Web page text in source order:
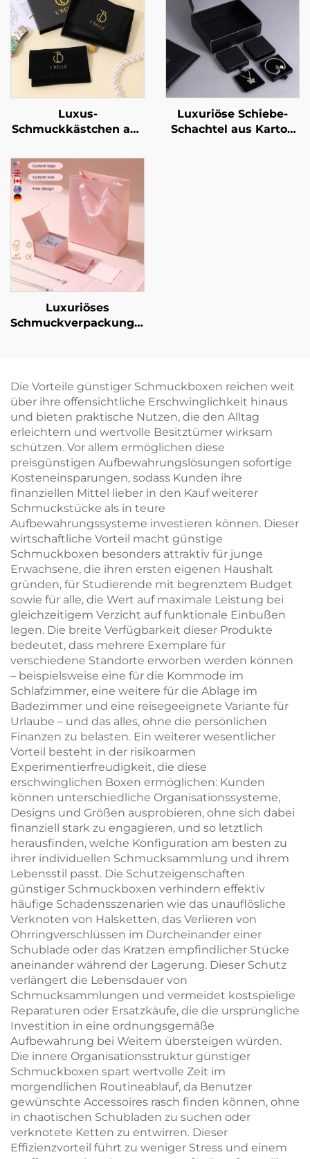
Luxus-
Schmuckkästchen aus
individuellem Logo im
Schubladen-Stil –
Schmuckaufbewahrungsbox
mit Bandgriff zur
Verpackung von
Halskette und Ring
Luxuriöse Schiebe-
Schachtel aus Karton
Luxuriöses
Schmuckverpackungsset
Ohrringe mit
Papiertüte –
Großhandel,
personalisiertes
Schmuckverpackungsset,
gebündelt
Die Vorteile günstiger Schmuckboxen reichen weit
über ihre offensichtliche Erschwinglichkeit hinaus
und bieten praktische Nutzen, die den Alltag
erleichtern und wertvolle Besitztümer wirksam
schützen. Vor allem ermöglichen diese
preisgünstigen Aufbewahrungslösungen sofortige
Kosteneinsparungen, sodass Kunden ihre
finanziellen Mittel lieber in den Kauf weiterer
Schmuckstücke als in teure
Aufbewahrungssysteme investieren können. Dieser
wirtschaftliche Vorteil macht günstige
Schmuckboxen besonders attraktiv für junge
Erwachsene, die ihren ersten eigenen Haushalt
gründen, für Studierende mit begrenztem Budget
sowie für alle, die Wert auf maximale Leistung bei
gleichzeitigem Verzicht auf funktionale Einbußen
legen. Die breite Verfügbarkeit dieser Produkte
bedeutet, dass mehrere Exemplare für
verschiedene Standorte erworben werden können
– beispielsweise eine für die Kommode im
Schlafzimmer, eine weitere für die Ablage im
Badezimmer und eine reisegeeignete Variante für
Urlaube – und das alles, ohne die persönlichen
Finanzen zu belasten. Ein weiterer wesentlicher
Vorteil besteht in der risikoarmen
Experimentierfreudigkeit, die diese
erschwinglichen Boxen ermöglichen: Kunden
können unterschiedliche Organisationssysteme,
Designs und Größen ausprobieren, ohne sich dabei
finanziell stark zu engagieren, und so letztlich
herausfinden, welche Konfiguration am besten zu
ihrer individuellen Schmucksammlung und ihrem
Lebensstil passt. Die Schutzeigenschaften
günstiger Schmuckboxen verhindern effektiv
häufige Schadensszenarien wie das unauflösliche
Verknoten von Halsketten, das Verlieren von
Ohrringverschlüssen im Durcheinander einer
Schublade oder das Kratzen empfindlicher Stücke
aneinander während der Lagerung. Dieser Schutz
verlängert die Lebensdauer von
Schmucksammlungen und vermeidet kostspielige
Reparaturen oder Ersatzkäufe, die die ursprüngliche
Investition in eine ordnungsgemäße
Aufbewahrung bei Weitem übersteigen würden.
Die innere Organisationsstruktur günstiger
Schmuckboxen spart wertvolle Zeit im
morgendlichen Routineablauf, da Benutzer
gewünschte Accessoires rasch finden können, ohne
in chaotischen Schubladen zu suchen oder
verknotete Ketten zu entwirren. Dieser
Effizienzvorteil führt zu weniger Stress und einem